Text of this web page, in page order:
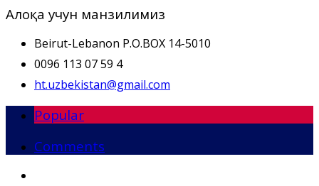
Алоқа учун манзилимиз
Beirut-Lebanon P.O.BOX 14-5010
0096 113 07 59 4
ht.uzbekistan@gmail.com
Popular
Comments